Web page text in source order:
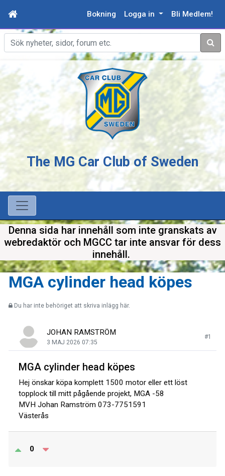
Bokning Logga in Bli Medlem!
Sök
The MG Car Club of Sweden
Denna sida har innehåll som inte granskats av
webredaktör och MGCC tar inte ansvar för dess
innehåll.
MGA cylinder head köpes
Du har inte behöriget att skriva inlägg här.
JOHAN RAMSTRÖM
3 MAJ 2026 07:35
#1
MGA cylinder head köpes
Hej önskar köpa komplett 1500 motor eller ett löst
topplock till mitt pågående projekt, MGA -58
MVH Johan Ramström 073-7751591
Västerås
0